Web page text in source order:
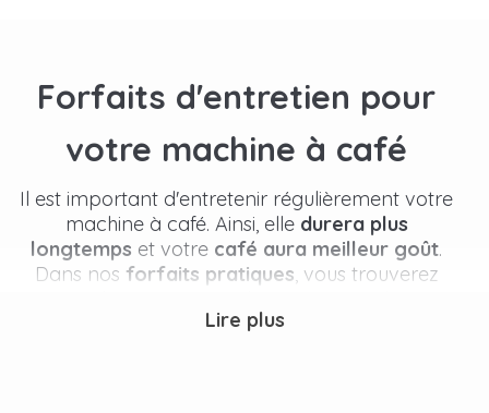
Forfaits d'entretien pour
votre machine à café
Il est important d'entretenir régulièrement votre
machine à café. Ainsi, elle durera plus
longtemps et votre café aura meilleur goût.
Dans nos forfaits pratiques, vous trouverez
pour l'entretien, mais ils sont également
Lire plus